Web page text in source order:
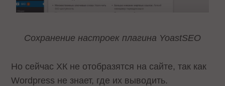
Сохранение настроек плагина YoastSEO
Но сейчас ХК не отобразятся на сайте, так как
Wordpress не знает, где их выводить.